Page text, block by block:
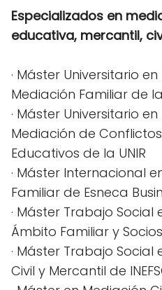
Especializados en
educativa, mercantil,
· Máster Universitario
Mediación Familiar de
· Máster Universitario
Mediación de
Educativos de la UNIR
· Máster Internacional
Familiar de Esneca
· Máster Trabajo Social
Ámbito Familiar y
· Máster Trabajo Social
Civil y Mercantil de